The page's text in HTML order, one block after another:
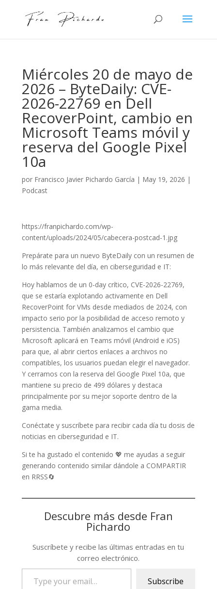
Miércoles 20 de mayo de
2026 – ByteDaily: CVE-
2026-22769 en Dell
RecoverPoint, cambio en
Microsoft Teams móvil y
reserva del Google Pixel
10a
por Francisco Javier Pichardo García | May 19, 2026 |
Podcast
https://franpichardo.com/wp-
content/uploads/2024/05/cabecera-postcad-1.jpg
Prepárate para un nuevo ByteDaily con un resumen de
lo más relevante del día, en ciberseguridad e IT:
Hoy hablamos de un 0-day crítico, CVE-2026-22769,
que se estaría explotando activamente en Dell
RecoverPoint for VMs desde mediados de 2024, con
impacto serio por la posibilidad de acceso remoto y
persistencia. También analizamos el cambio que
Microsoft aplicará en Teams móvil (Android e iOS)
para que, al abrir ciertos enlaces a archivos no
compatibles, los usuarios puedan elegir el navegador.
Y cerramos con la reserva del Google Pixel 10a, que
mantiene su precio de 499 dólares y destaca
principalmente por su mejor soporte dentro de la
gama media.
Conéctate y suscríbete para recibir cada día tu dosis de
noticias en ciberseguridad e IT.
Si te ha gustado el contenido 💖 me ayudas a seguir
generando contenido similar dándole a COMPARTIR
en RRSS🔄
Descubre más desde Fran
Pichardo
Suscríbete y recibe las últimas entradas en tu
correo electrónico.
Subscribe